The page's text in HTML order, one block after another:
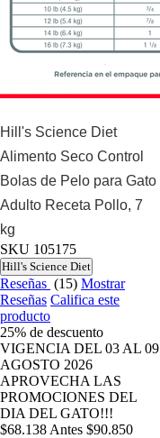
Hill's Science Diet
Alimento Seco Control
Bolas de Pelo para Gato
Adulto Receta Pollo, 7
kg
SKU 105175
Hill's Science Diet
Reseñas (15) Mostrar
Reseñas Califica este
producto
25% de descuento
VIGENCIA DEL 03 AL 09
AGOSTO 2026
APROVECHA LAS
PROMOCIONES DEL
DIA DEL GATO!!!
$68.138 Antes $90.850